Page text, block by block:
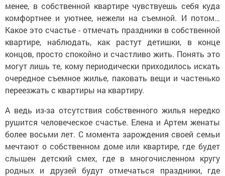
менее, в собственной квартире чувствуешь себя куда
комфортнее и уютнее, нежели на съемной. И потом…
Какое это счастье - отмечать праздники в собственной
квартире, наблюдать, как растут детишки, в конце
концов, просто спокойно и счастливо жить. Понять это
могут лишь те, кому периодически приходилось искать
очередное съемное жилье, паковать вещи и частенько
переезжать с квартиры на квартиру.
А ведь из-за отсутствия собственного жилья нередко
рушится человеческое счастье. Елена и Артем женаты
более восьми лет. С момента зарождения своей семьи
мечтают о собственном доме или квартире, где будет
слышен детский смех, где в многочисленном кругу
родных и друзей будут отмечаться праздники, где